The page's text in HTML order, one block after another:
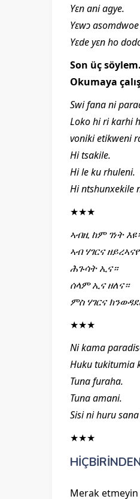
Yɛn ani agye.
Yɛwɔ
Yɛde yɛn ho
Son üç söylem.
Okumaya
Swi fana ni
Loko hi ri karhi
voniki etikweni
Hi tsakile.
Hi le ku rhuleni.
Hi ntshunxekile
★★★
ኣብዚ ከም ገነት
ኣብ ሃገርና
ሕጉሳት ኢና።
ሰላም ኢና ዘለና።
ምስ ሃገርና
★★★
Ni kama
Huku tukitumia
Tuna furaha.
Tuna amani.
Sisi ni huru
★★★
Merak